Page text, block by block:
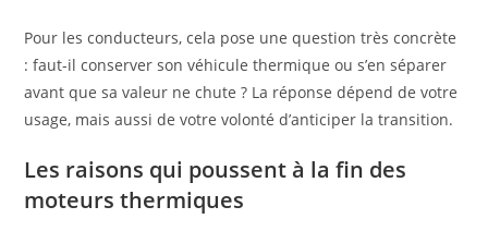
Pour les conducteurs, cela pose une question très concrète
: faut-il conserver son véhicule thermique ou s’en séparer
avant que sa valeur ne chute ? La réponse dépend de votre
usage, mais aussi de votre volonté d’anticiper la transition.
Les raisons qui poussent à la fin des
moteurs thermiques